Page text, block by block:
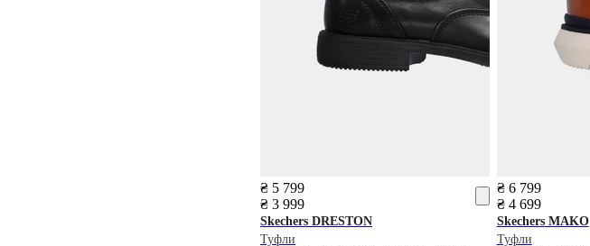
₴ 5 799
₴ 3 999
Skechers DRESTON
Туфли
₴ 6 799
₴ 4 699
SkechersMAKO
Туфли